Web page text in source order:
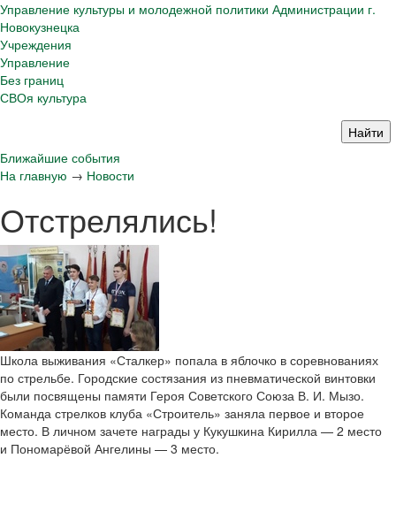
Управление культуры и молодежной политики Администрации г.
Новокузнецка
Учреждения
Управление
Без границ
СВОя культура
Ближайшие события
На главную → Новости
Отстрелялись!
Школа выживания «Сталкер» попала в яблочко в соревнованиях
по стрельбе. Городские состязания из пневматической винтовки
были посвящены памяти Героя Советского Союза В. И. Мызо.
Команда стрелков клуба «Строитель» заняла первое и второе
место. В личном зачете награды у Кукушкина Кирилла — 2 место
и Пономарёвой Ангелины — 3 место.